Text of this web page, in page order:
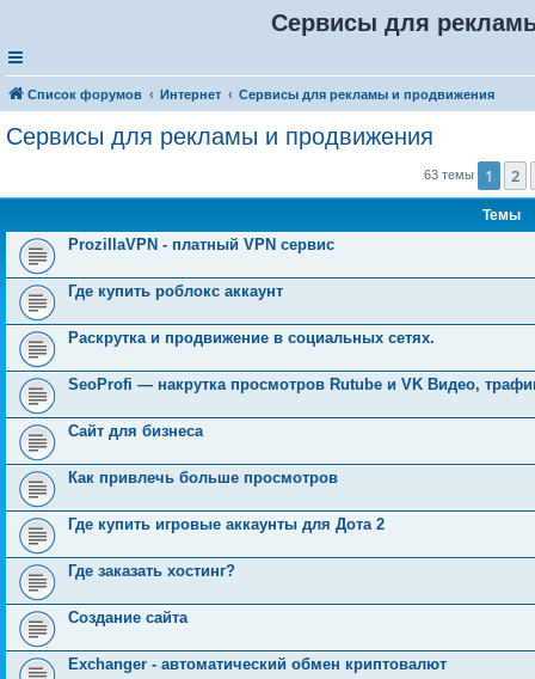
Сервисы для
Список форумов Интернет Сервисы для рекламы и продвижения
Сервисы для рекламы и продвижения
63 темы 1 2
Темы
ProzillaVPN - платный VPN сервис
Где купить роблокс аккаунт
Раскрутка и продвижение в социальных сетях.
SeoProfi — накрутка просмотров Rutube и VK Видео,
Сайт для бизнеса
Как привлечь больше просмотров
Где купить игровые аккаунты для Дота 2
Где заказать хостинг?
Создание сайта
Exchanger - автоматический обмен криптовалют